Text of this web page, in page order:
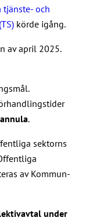
tjänste- och
körde igång.
av april 2025.
.
sektorns
av Kommun-
under